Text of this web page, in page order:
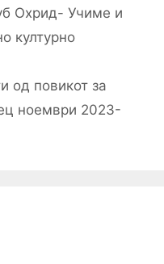
Охрид- Учиме и
културно
од повикот за
ноември 2023-